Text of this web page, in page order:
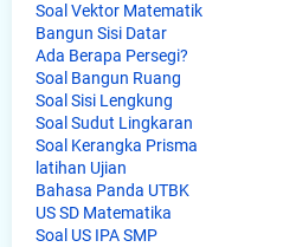
Soal Vektor Matematik
Bangun Sisi Datar
Ada Berapa Persegi?
Soal Bangun Ruang
Soal Sisi Lengkung
Soal Sudut Lingkaran
Soal Kerangka Prisma
latihan Ujian
Bahasa Panda UTBK
US SD Matematika
Soal US IPA SMP